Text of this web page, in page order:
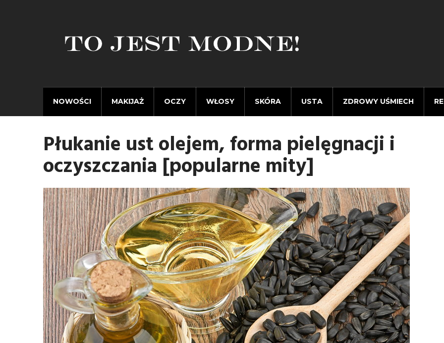
NOWOŚCI MAKIJAŻ OCZY WŁOSY SKÓRA USTA ZDROWY UŚMIECH
Płukanie ust olejem, forma pielęgnacji i
oczyszczania [popularne mity]